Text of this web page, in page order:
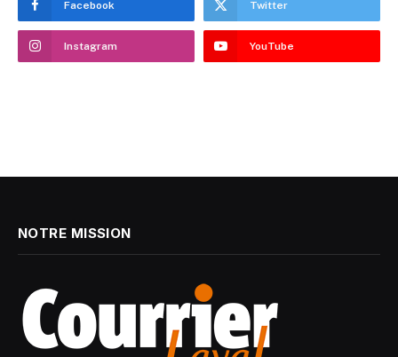
Facebook Twitter
Instagram YouTube
NOTRE MISSION